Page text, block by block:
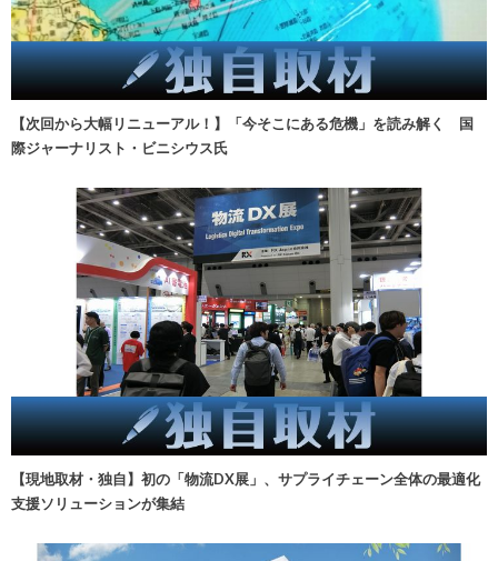
【次回から大幅リニューアル！】「今そこにある危機」を読み解く 国
際ジャーナリスト・ビニシウス氏
【現地取材・独自】初の「物流DX展」、サプライチェーン全体の最適化
支援ソリューションが集結